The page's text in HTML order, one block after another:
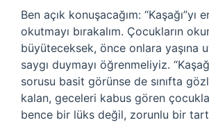
Ben açık konuşacağım: “Kaşağı”yı
okutmayı bırakalım. Çocukların
büyüteceksek, önce onlara yaşına
saygı duymayı öğrenmeliyiz.
sorusu basit görünse de sınıfta
kalan, geceleri kabus gören
bence bir lüks değil, zorunlu bir